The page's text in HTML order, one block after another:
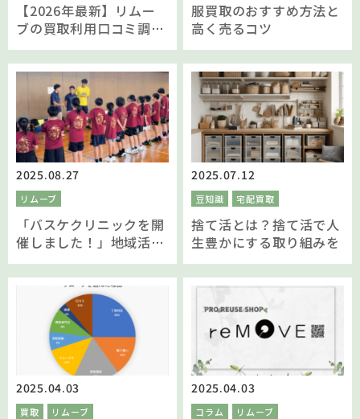
【2026年最新】リムー
ブの買取利用口コミ調
査！reMOVE(リムーブ)
を選んだ理由をお客様へ
聞きました
服買取のおすすめ方法と
高く売るコツ
2025.08.27
リムーブ
「バスケクリニックを開
催しました！」地域活動
の報告
2025.07.12
豆知識 宅配買取
捨て活とは？捨て活で人
生豊かにする取り組みを
2025.04.03
買取 リムーブ
2025.04.03
コラム リムーブ